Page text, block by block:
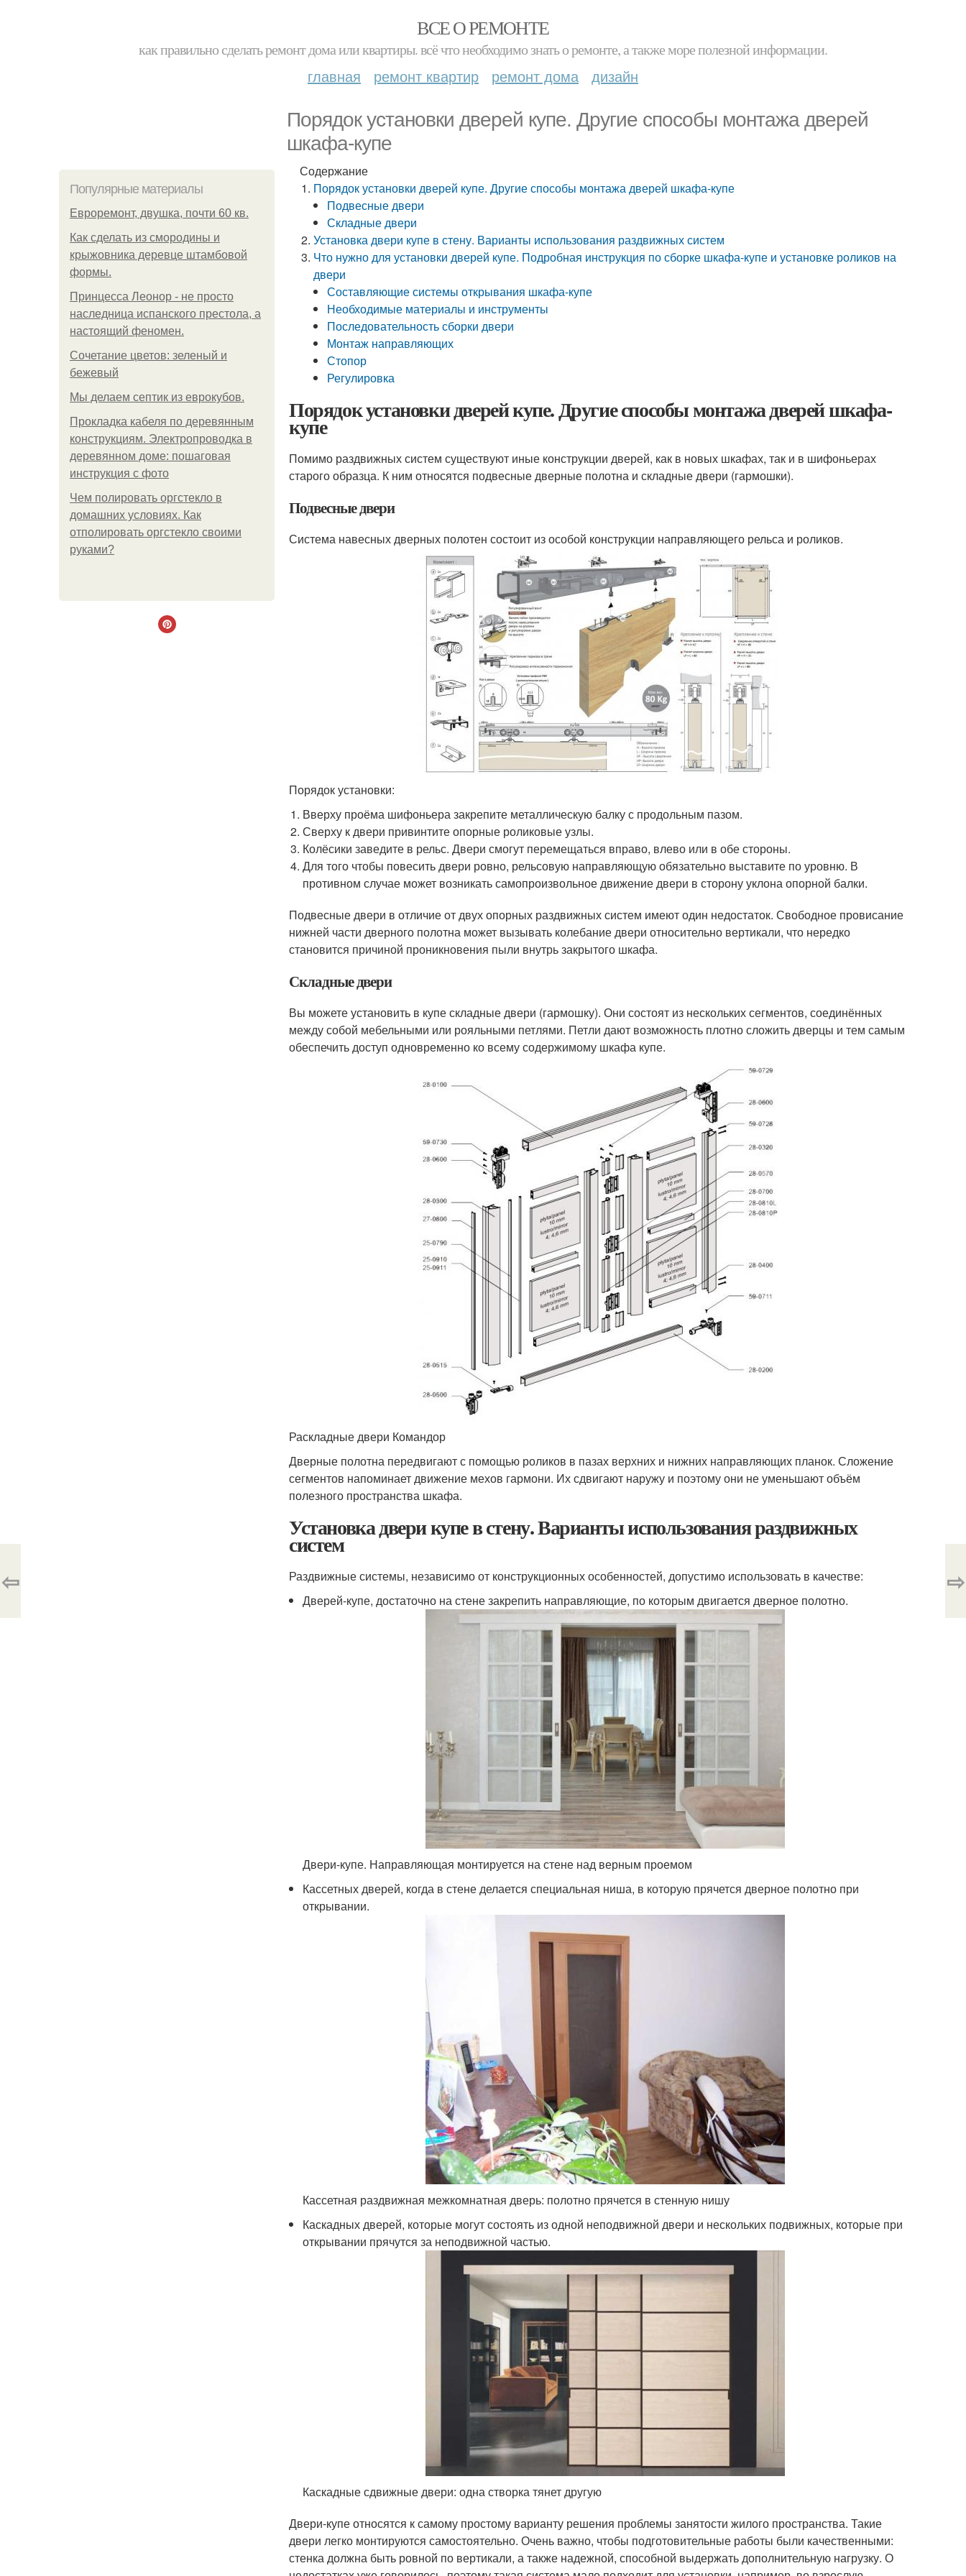
ВСЕ О РЕМОНТЕ
как правильно сделать ремонт дома или квартиры. всё что необходимо знать о ремонте, а также море полезной информации.
главная ремонт квартир ремонт дома дизайн
Порядок установки дверей купе. Другие способы монтажа дверей
шкафа-купе
Популярные материалы
Евроремонт, двушка, почти 60 кв.
Как сделать из смородины и
крыжовника деревце штамбовой
формы.
Принцесса Леонор - не просто
наследница испанского престола, а
настоящий феномен.
Сочетание цветов: зеленый и
бежевый
Мы делаем септик из еврокубов.
Прокладка кабеля по деревянным
конструкциям. Электропроводка в
деревянном доме: пошаговая
инструкция с фото
Чем полировать оргстекло в
домашних условиях. Как
отполировать оргстекло своими
руками?
Содержание
Порядок установки дверей купе. Другие способы монтажа дверей шкафа-купе
Подвесные двери
Складные двери
Установка двери купе в стену. Варианты использования раздвижных систем
Что нужно для установки дверей купе. Подробная инструкция по сборке шкафа-купе и установке роликов на
двери
Составляющие системы открывания шкафа-купе
Необходимые материалы и инструменты
Последовательность сборки двери
Монтаж направляющих
Стопор
Регулировка
Порядок установки дверей купе. Другие способы монтажа дверей шкафа-
купе
Помимо раздвижных систем существуют иные конструкции дверей, как в новых шкафах, так и в шифоньерах
старого образца. К ним относятся подвесные дверные полотна и складные двери (гармошки).
Подвесные двери
Система навесных дверных полотен состоит из особой конструкции направляющего рельса и роликов.
Порядок установки:
Вверху проёма шифоньера закрепите металлическую балку с продольным пазом.
Сверху к двери привинтите опорные роликовые узлы.
Колёсики заведите в рельс. Двери смогут перемещаться вправо, влево или в обе стороны.
Для того чтобы повесить двери ровно, рельсовую направляющую обязательно выставите по уровню. В
противном случае может возникать самопроизвольное движение двери в сторону уклона опорной балки.
Подвесные двери в отличие от двух опорных раздвижных систем имеют один недостаток. Свободное провисание
нижней части дверного полотна может вызывать колебание двери относительно вертикали, что нередко
становится причиной проникновения пыли внутрь закрытого шкафа.
Складные двери
Вы можете установить в купе складные двери (гармошку). Они состоят из нескольких сегментов, соединённых
между собой мебельными или рояльными петлями. Петли дают возможность плотно сложить дверцы и тем самым
обеспечить доступ одновременно ко всему содержимому шкафа купе.
Раскладные двери Командор
Дверные полотна передвигают с помощью роликов в пазах верхних и нижних направляющих планок. Сложение
сегментов напоминает движение мехов гармони. Их сдвигают наружу и поэтому они не уменьшают объём
полезного пространства шкафа.
Установка двери купе в стену. Варианты использования раздвижных
систем
Раздвижные системы, независимо от конструкционных особенностей, допустимо использовать в качестве:
Дверей-купе, достаточно на стене закрепить направляющие, по которым двигается дверное полотно.
Двери-купе. Направляющая монтируется на стене над верным проемом
Кассетных дверей, когда в стене делается специальная ниша, в которую прячется дверное полотно при
открывании.
Кассетная раздвижная межкомнатная дверь: полотно прячется в стенную нишу
Каскадных дверей, которые могут состоять из одной неподвижной двери и нескольких подвижных, которые при
открывании прячутся за неподвижной частью.
Каскадные сдвижные двери: одна створка тянет другую
Двери-купе относятся к самому простому варианту решения проблемы занятости жилого пространства. Такие
двери легко монтируются самостоятельно. Очень важно, чтобы подготовительные работы были качественными:
стенка должна быть ровной по вертикали, а также надежной, способной выдержать дополнительную нагрузку. О
⇦ ⇨